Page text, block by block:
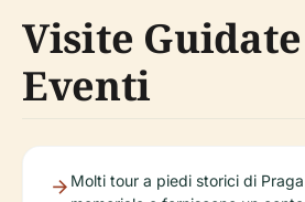
Visite
Eventi
Molti tour a piedi storici di